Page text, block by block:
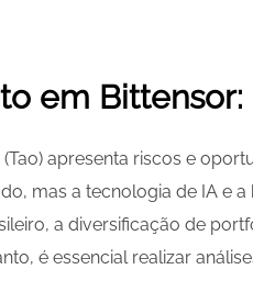
em
(Tao) apresenta riscos e
mas a tecnologia de IA e
a diversificação de
é essencial realizar